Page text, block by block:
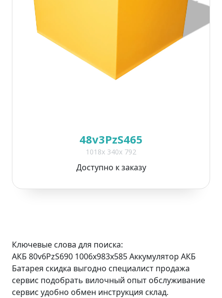
48v3PzS465
1018x 340x 792
Доступно к заказу
Ключевые слова для поиска:
АКБ 80v6PzS690 1006x983x585 Аккумулятор АКБ
Батарея скидка выгодно специалист продажа
сервис подобрать вилочный опыт обслуживание
сервис удобно обмен инструкция склад.